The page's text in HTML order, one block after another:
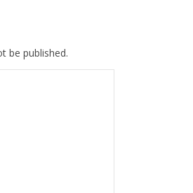
be published.